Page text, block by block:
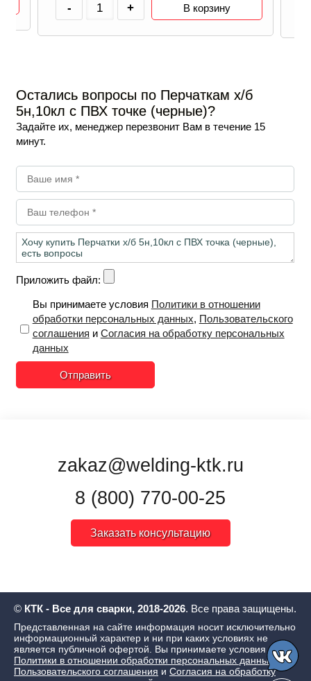
- + В корзину
Остались вопросы по Перчаткам х/б
5н,10кл с ПВХ точке (черные)?
Задайте их, менеджер перезвонит Вам в течение 15
минут.
Приложить файл:
Вы принимаете условия Политики в отношении
обработки персональных данных, Пользовательского
соглашения и Согласия на обработку персональных
данных
Отправить
zakaz@welding-ktk.ru
8 (800) 770-00-25
Заказать консультацию
© КТК - Все для сварки, 2018-2026. Все права защищены.
Представленная на сайте информация носит исключительно
информационный характер и ни при каких условиях не
является публичной офертой. Вы принимаете условия
Политики в отношении обработки персональных данных ,
Пользовательского соглашения и Согласия на обработку